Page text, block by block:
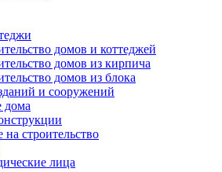
домов и коттеджей
домов из кирпича
домов из блока
и сооружений
дома
на строительство
лица